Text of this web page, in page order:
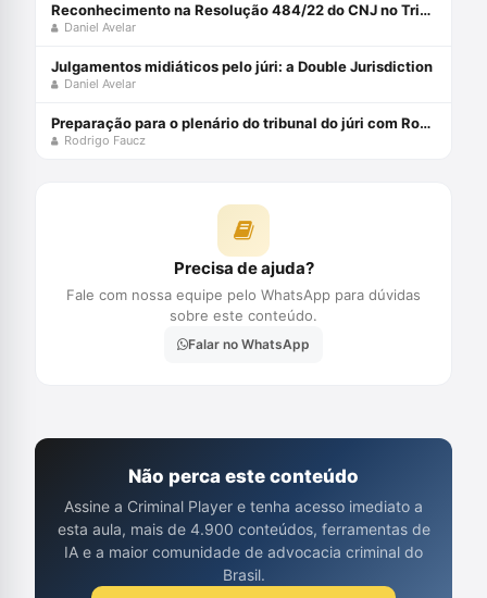
Reconhecimento na Resolução 484/22 do CNJ no Tribunal do Júri
Daniel Avelar
Julgamentos midiáticos pelo júri: a Double Jurisdiction
Daniel Avelar
Preparação para o plenário do tribunal do júri com Rodrigo Faucz
Rodrigo Faucz
Precisa de ajuda?
Fale com nossa equipe pelo WhatsApp para dúvidas
sobre este conteúdo.
Falar no WhatsApp
Não perca este conteúdo
Assine a Criminal Player e tenha acesso imediato a
esta aula, mais de 4.900 conteúdos, ferramentas de
IA e a maior comunidade de advocacia criminal do
Brasil.